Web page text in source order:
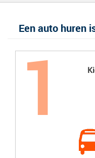
Een auto huren